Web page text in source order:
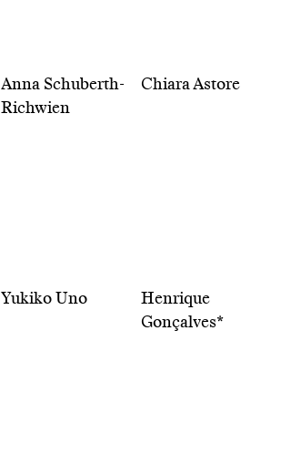
Anna Schuberth-
Richwien
Chiara Astore
Yukiko Uno
Henrique
Gonçalves*